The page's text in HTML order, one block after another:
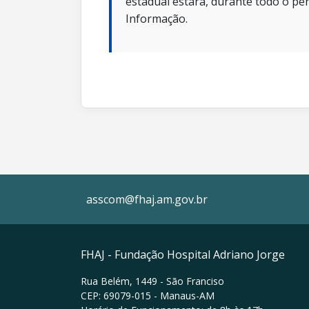
Informação.
asscom@fhaj.am.gov.br
FHAJ - Fundação Hospital Adriano Jorge
Rua Belém, 1449 - São Franciso
CEP: 69079-015 - Manaus-AM